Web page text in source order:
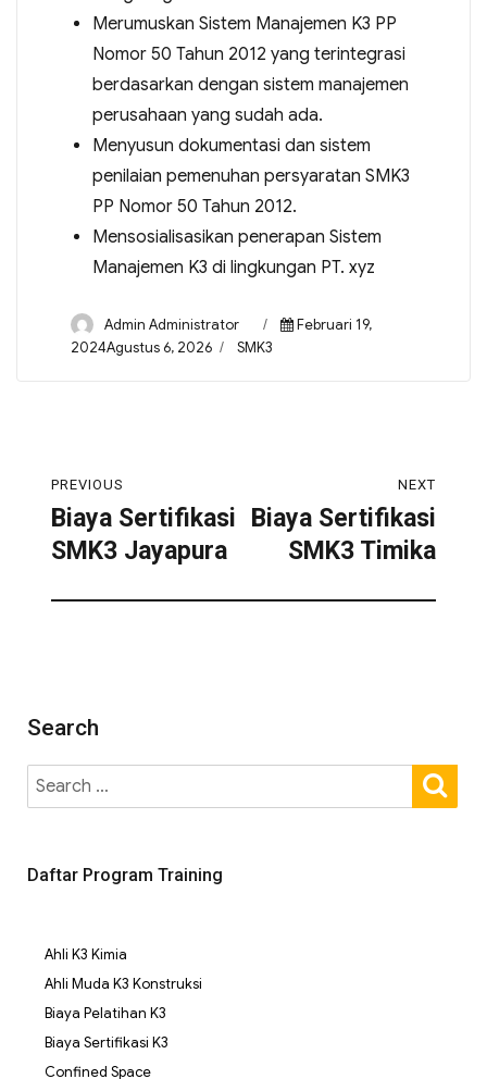
Merumuskan Sistem Manajemen K3 PP
Nomor 50 Tahun 2012 yang terintegrasi
berdasarkan dengan sistem manajemen
perusahaan yang sudah ada.
Menyusun dokumentasi dan sistem
penilaian pemenuhan persyaratan SMK3
PP Nomor 50 Tahun 2012.
Mensosialisasikan penerapan Sistem
Manajemen K3 di lingkungan PT. xyz
Admin Administrator
Februari 19,
2024Agustus 6, 2026
SMK3
PREVIOUS
Biaya Sertifikasi
SMK3 Jayapura
NEXT
Biaya Sertifikasi
SMK3 Timika
Search
Daftar Program Training
Ahli K3 Kimia
Ahli Muda K3 Konstruksi
Biaya Pelatihan K3
Biaya Sertifikasi K3
Confined Space